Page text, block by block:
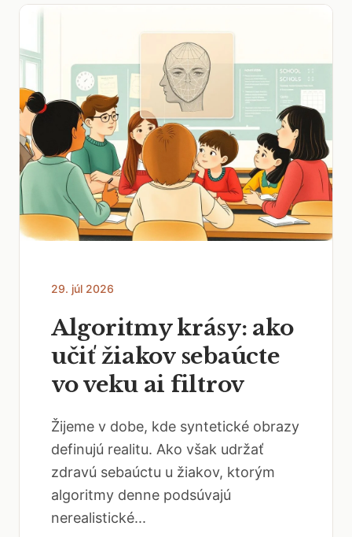
29. júl 2026
Algoritmy krásy: ako
učiť žiakov sebaúcte
vo veku ai filtrov
Žijeme v dobe, kde syntetické obrazy
definujú realitu. Ako však udržať
zdravú sebaúctu u žiakov, ktorým
algoritmy denne podsúvajú
nerealistické...